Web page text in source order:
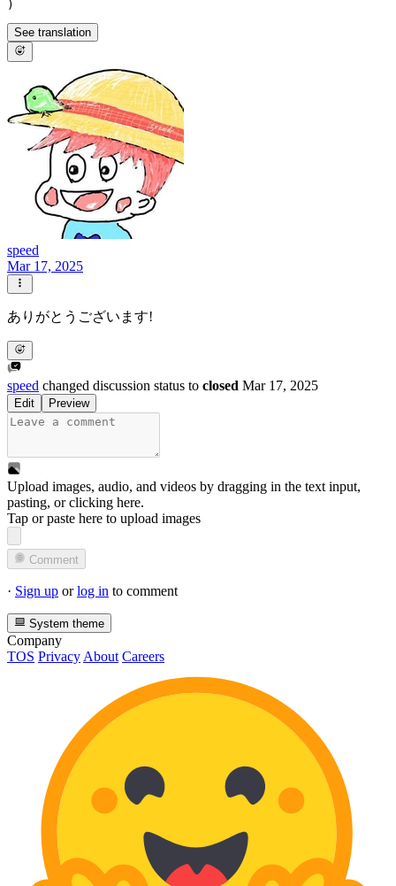
See translation
speed
Mar 17, 2025
ありがとうございます!
speed changed discussion status to closed Mar 17, 2025
Edit Preview
Upload images, audio, and videos by dragging in the text input,
pasting, orclicking here.
Tap or paste here to upload images
Comment
· Sign up orlog in to comment
System theme
Company
TOS Privacy About Careers